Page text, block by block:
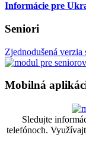
Informácie pre
Seniori
Zjednodušená
Mobilná
Sledujte
telefónoch.